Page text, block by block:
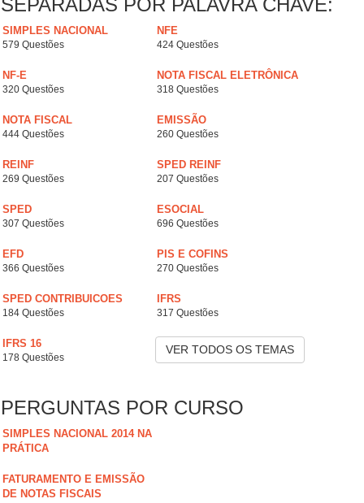
SEPARADAS POR PALAVRA CHAVE:
SIMPLES NACIONAL
579 Questões
NFE
424 Questões
NF-E
320 Questões
NOTA FISCAL ELETRÔNICA
318 Questões
NOTA FISCAL
444 Questões
EMISSÃO
260 Questões
REINF
269 Questões
SPED REINF
207 Questões
SPED
307 Questões
ESOCIAL
696 Questões
EFD
366 Questões
PIS E COFINS
270 Questões
SPED CONTRIBUICOES
184 Questões
IFRS
317 Questões
IFRS 16
178 Questões
VER TODOS OS TEMAS
PERGUNTAS POR CURSO
SIMPLES NACIONAL 2014 NA
PRÁTICA
FATURAMENTO E EMISSÃO
DE NOTAS FISCAIS